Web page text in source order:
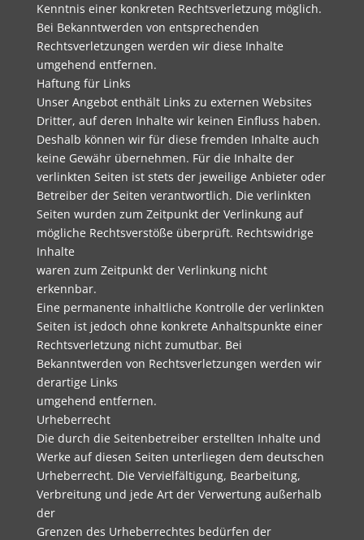
Kenntnis einer konkreten Rechtsverletzung möglich.
Bei Bekanntwerden von entsprechenden
Rechtsverletzungen werden wir diese Inhalte
umgehend entfernen.
Haftung für Links
Unser Angebot enthält Links zu externen Websites
Dritter, auf deren Inhalte wir keinen Einfluss haben.
Deshalb können wir für diese fremden Inhalte auch
keine Gewähr übernehmen. Für die Inhalte der
verlinkten Seiten ist stets der jeweilige Anbieter oder
Betreiber der Seiten verantwortlich. Die verlinkten
Seiten wurden zum Zeitpunkt der Verlinkung auf
mögliche Rechtsverstöße überprüft. Rechtswidrige
Inhalte
waren zum Zeitpunkt der Verlinkung nicht
erkennbar.
Eine permanente inhaltliche Kontrolle der verlinkten
Seiten ist jedoch ohne konkrete Anhaltspunkte einer
Rechtsverletzung nicht zumutbar. Bei
Bekanntwerden von Rechtsverletzungen werden wir
derartige Links
umgehend entfernen.
Urheberrecht
Die durch die Seitenbetreiber erstellten Inhalte und
Werke auf diesen Seiten unterliegen dem deutschen
Urheberrecht. Die Vervielfältigung, Bearbeitung,
Verbreitung und jede Art der Verwertung außerhalb
der
Grenzen des Urheberrechtes bedürfen der